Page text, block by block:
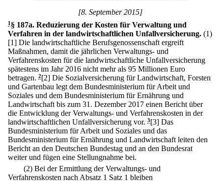
[8. September 2015]
1 § 187a. Reduzierung der Kosten für Verwaltung und
Verfahren in der landwirtschaftlichen Unfallversicherung. (1)
[1] Die landwirtschaftliche Berufsgenossenschaft ergreift
Maßnahmen, damit die jährlichen Verwaltungs- und
Verfahrenskosten für die landwirtschaftliche Unfallversicherung
spätestens im Jahr 2016 nicht mehr als 95 Millionen Euro
betragen. 2[2] Die Sozialversicherung für Landwirtschaft, Forsten
und Gartenbau legt dem Bundesministerium für Arbeit und
Soziales und dem Bundesministerium für Ernährung und
Landwirtschaft bis zum 31. Dezember 2017 einen Bericht über
die Entwicklung der Verwaltungs- und Verfahrenskosten in der
landwirtschaftlichen Unfallversicherung vor. 3[3] Das
Bundesministerium für Arbeit und Soziales und das
Bundesministerium für Ernährung und Landwirtschaft leiten den
Bericht an den Deutschen Bundestag und an den Bundesrat
weiter und fügen eine Stellungnahme bei.
(2) Bei der Ermittlung der Verwaltungs- und
Verfahrenskosten nach Absatz 1 Satz 1 bleiben